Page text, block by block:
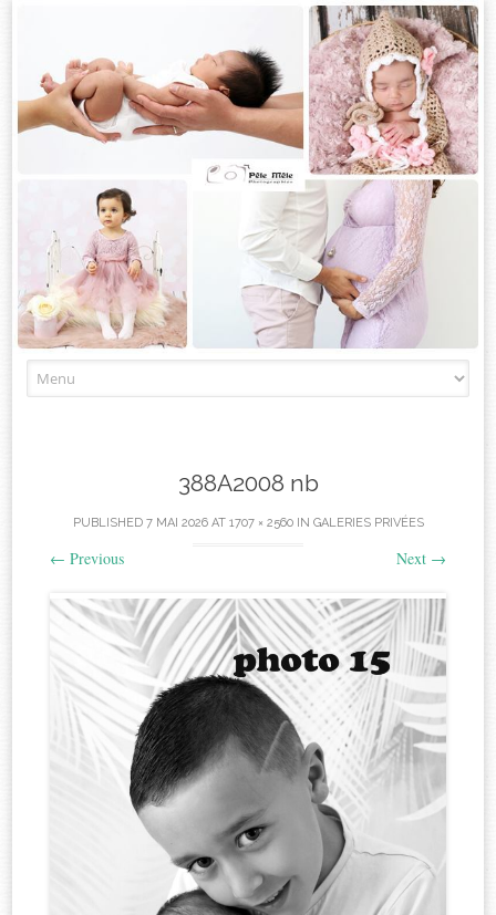
to
388A2008 nb
PUBLISHED 7 MAI 2026AT 1707 × 2560IN GALERIES PRIVÉES
← Previous Next →